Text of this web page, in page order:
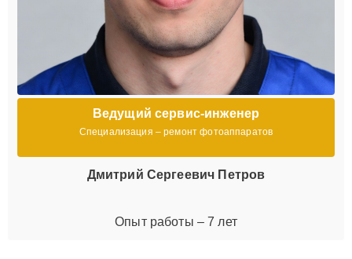
Ведущий сервис-инженер
Специализация – ремонт фотоаппаратов
Дмитрий Сергеевич Петров
Опыт работы – 7 лет